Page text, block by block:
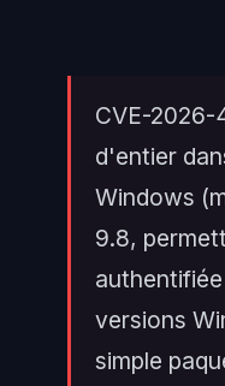
CVE-2026-
d'entier
Windows
9.8,
versions
simple